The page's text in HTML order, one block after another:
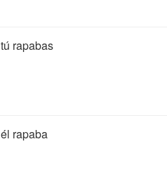
tú rapabas
él rapaba